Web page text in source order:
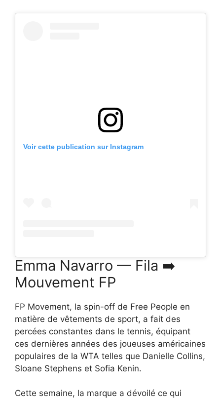
Voir cette publication sur Instagram
Emma Navarro — Fila ➡️
Mouvement FP
FP Movement, la spin-off de Free People en
matière de vêtements de sport, a fait des
percées constantes dans le tennis, équipant
ces dernières années des joueuses américaines
populaires de la WTA telles que Danielle Collins,
Sloane Stephens et Sofia Kenin.
Cette semaine, la marque a dévoilé ce qui